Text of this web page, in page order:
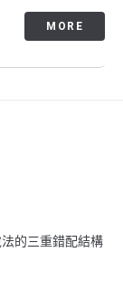
MORE
的三重錯配結構